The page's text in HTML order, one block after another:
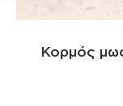
Κορμός